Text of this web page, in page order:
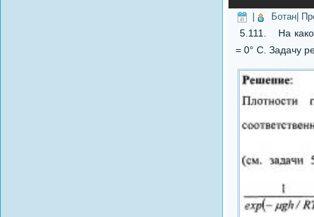
Ботан |
5.111. На
= 0° С. Задачу